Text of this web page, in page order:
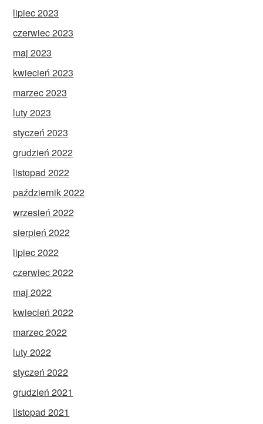
lipiec 2023
czerwiec 2023
maj 2023
kwiecień 2023
marzec 2023
luty 2023
styczeń 2023
grudzień 2022
listopad 2022
październik 2022
wrzesień 2022
sierpień 2022
lipiec 2022
czerwiec 2022
maj 2022
kwiecień 2022
marzec 2022
luty 2022
styczeń 2022
grudzień 2021
listopad 2021